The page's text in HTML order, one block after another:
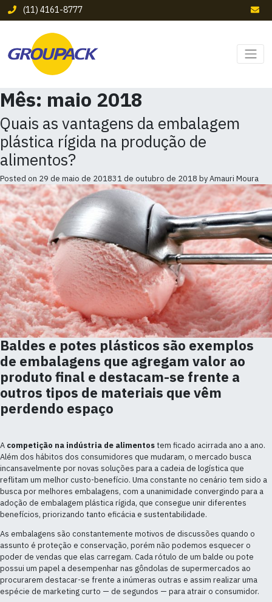
(11) 4161-8777
Mês: maio 2018
Quais as vantagens da embalagem
plástica rígida na produção de
alimentos?
Posted on 29 de maio de 201831 de outubro de 2018 byAmauri Moura
Baldes e potes plásticos são exemplos
de embalagens que agregam valor ao
produto final e destacam-se frente a
outros tipos de materiais que vêm
perdendo espaço
A competição na indústria de alimentostem ficado acirrada ano a ano.
Além dos hábitos dos consumidores que mudaram, o mercado busca
incansavelmente por novas soluções para a cadeia de logística que
reflitam um melhor custo-benefício. Uma constante no cenário tem sido a
busca por melhores embalagens, com a unanimidade convergindo para a
adoção de embalagem plástica rígida, que consegue unir diferentes
benefícios, priorizando tanto eficácia e sustentabilidade.
As embalagens são constantemente motivos de discussões quando o
assunto é proteção e conservação, porém não podemos esquecer o
poder de vendas que elas carregam. Cada rótulo de um balde ou pote
possui um papel a desempenhar nas gôndolas de supermercados ao
procurarem destacar-se frente a inúmeras outras e assim realizar uma
espécie de marketing curto — de segundos — para atrair o consumidor.